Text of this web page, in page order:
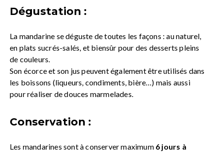
Dégustation :
La mandarine se déguste de toutes les façons : au naturel,
en plats sucrés-salés, et biensûr pour des desserts pleins
de couleurs.
Son écorce et son jus peuvent également être utilisés dans
les boissons (liqueurs, condiments, bière…) mais aussi
pour réaliser de douces marmelades.
Conservation :
Les mandarines sont à conserver maximum 6 jours à